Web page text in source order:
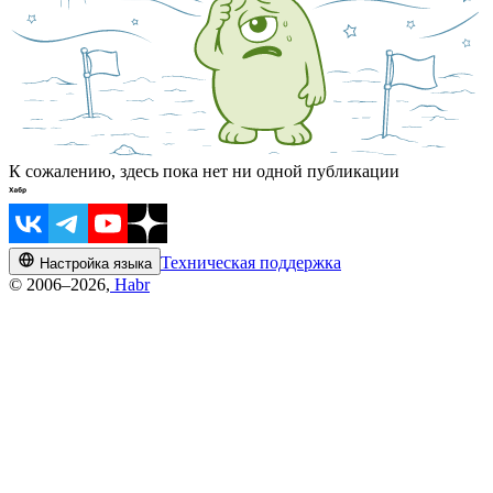
К сожалению, здесь пока нет ни одной публикации
Настройка языка Техническая поддержка
© 2006–2026, Habr